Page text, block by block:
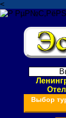
<
Выбор